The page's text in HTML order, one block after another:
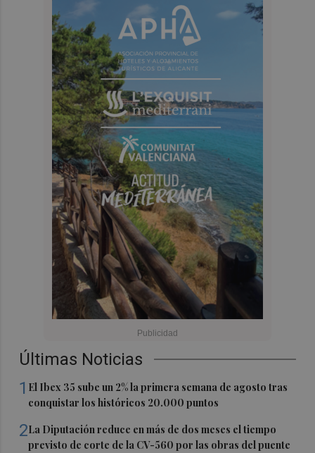
Últimas Noticias
1 El Ibex 35 sube un 2% la primera semana de agosto tras
conquistar los históricos 20.000 puntos
2La Diputación reduce en más de dos meses el tiempo
previsto de corte de la CV-560 por las obras del puente